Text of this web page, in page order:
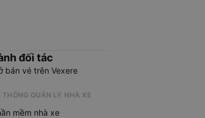
đối tác
bán vé trên Vexere
THỐNG QUẢN LÝ NHÀ XE
mềm nhà xe